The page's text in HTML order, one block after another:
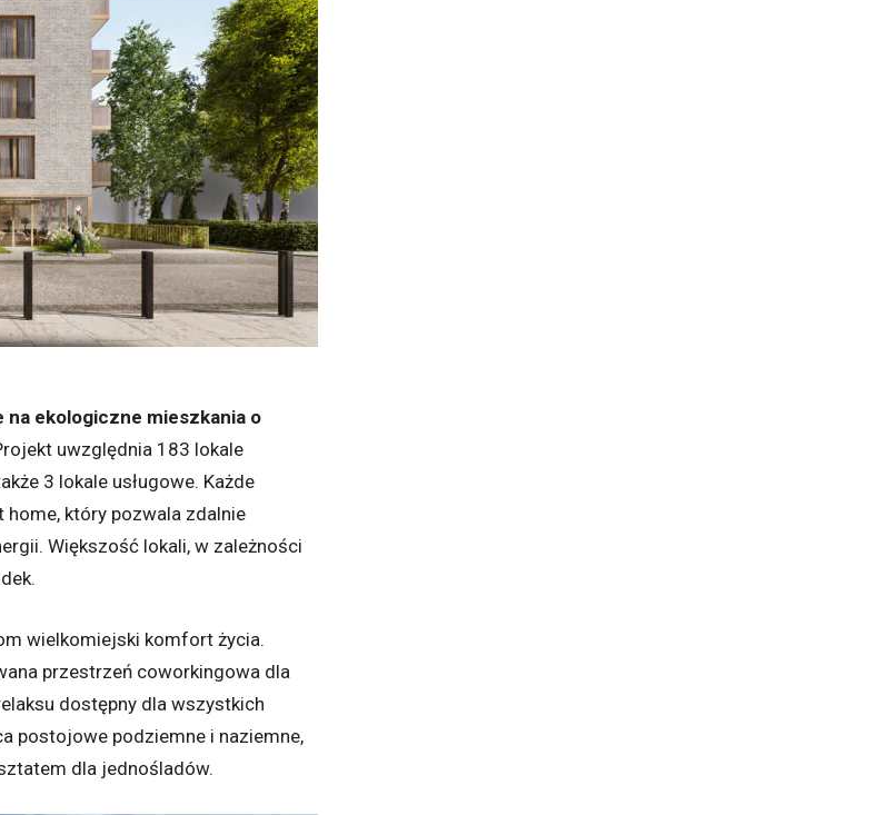
ekologiczne mieszkania o
uwzględnia 183 lokale
3 lokale usługowe. Każde
który pozwala zdalnie
Większość lokali, w zależności
wielkomiejski komfort życia.
przestrzeń coworkingowa dla
dostępny dla wszystkich
postojowe podziemne i naziemne,
dla jednośladów.